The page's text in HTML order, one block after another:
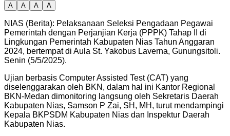
A A A A
NIAS (Berita): Pelaksanaan Seleksi Pengadaan Pegawai
Pemerintah dengan Perjanjian Kerja (PPPK) Tahap II di
Lingkungan Pemerintah Kabupaten Nias Tahun Anggaran
2024, bertempat di Aula St. Yakobus Laverna, Gunungsitoli.
Senin (5/5/2025).
Ujian berbasis Computer Assisted Test (CAT) yang
diselenggarakan oleh BKN, dalam hal ini Kantor Regional
BKN-Medan dimonitoring langsung oleh Sekretaris Daerah
Kabupaten Nias, Samson P Zai, SH, MH, turut mendampingi
Kepala BKPSDM Kabupaten Nias dan Inspektur Daerah
Kabupaten Nias.